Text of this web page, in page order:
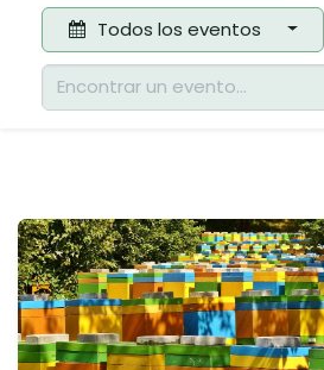
Todos los eventos